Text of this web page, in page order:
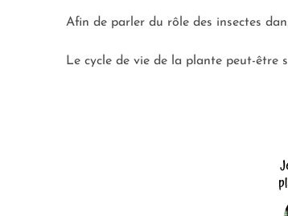
Afin de parler du rôle des insectes
Le cycle de vie de la plante peut-être